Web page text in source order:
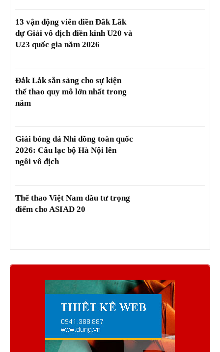
13 vận động viên điền Đắk Lắk
dự Giải vô địch điền kinh U20 và
U23 quốc gia năm 2026
Đắk Lắk sẵn sàng cho sự kiện
thể thao quy mô lớn nhất trong
năm
Giải bóng đá Nhi đồng toàn quốc
2026: Câu lạc bộ Hà Nội lên
ngôi vô địch
Thể thao Việt Nam đầu tư trọng
điểm cho ASIAD 20